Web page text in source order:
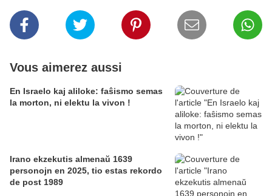
Vous aimerez aussi
En Israelo kaj aliloke: faŝismo semas
la morton, ni elektu la vivon !
Irano ekzekutis almenaŭ 1639
personojn en 2025, tio estas rekordo
de post 1989